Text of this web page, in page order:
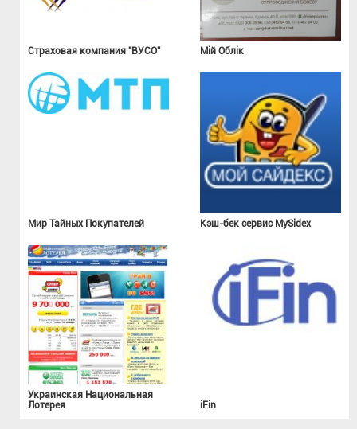
Страховая компания "ВУСО" Мій Облік
Мир Тайных Покупателей Кэш-бек сервис MySidex
Украинская Национальная
Лотерея
iFin